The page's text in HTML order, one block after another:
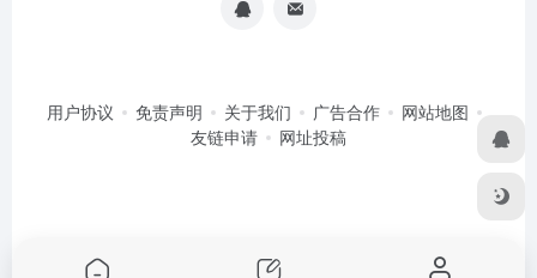
用户协议 免责声明 关于我们 广告合作
网站地图
友链申请
网址投稿